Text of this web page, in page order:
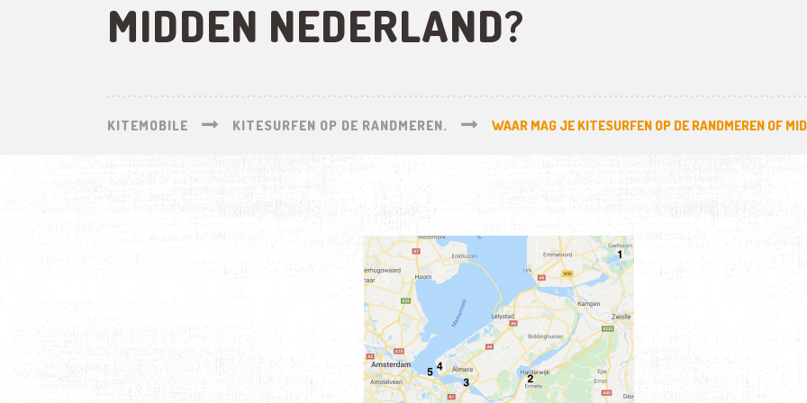
MIDDEN NEDERLAND?
KITEMOBILE KITESURFEN OP DE RANDMEREN. WAAR MAG JE KITESURFEN OP DE RANDMEREN OF